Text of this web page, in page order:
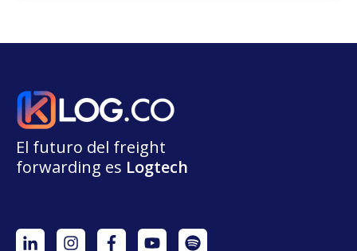
El futuro del freight
forwarding es Logtech